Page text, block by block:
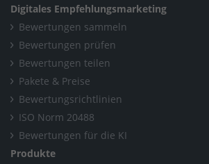
Digitales Empfehlungsmarketing
Bewertungen sammeln
Bewertungen prüfen
Bewertungen teilen
Pakete & Preise
Bewertungsrichtlinien
ISO Norm 20488
Bewertungen für die KI
Produkte